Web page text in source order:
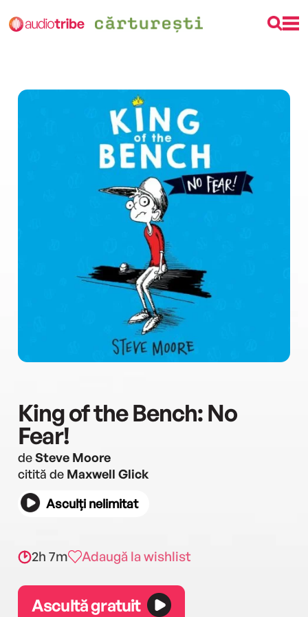
King of the Bench: No
Fear!
deSteve Moore
citită de Maxwell Glick
Asculți nelimitat
2h 7m Adaugă la wishlist
Ascultă gratuit